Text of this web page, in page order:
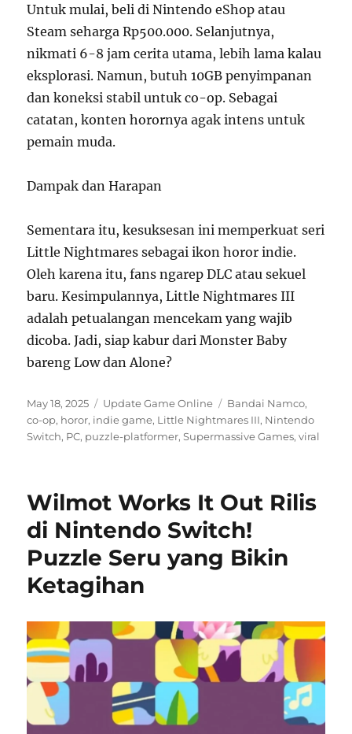
Untuk mulai, beli di Nintendo eShop atau
Steam seharga Rp500.000. Selanjutnya,
nikmati 6-8 jam cerita utama, lebih lama kalau
eksplorasi. Namun, butuh 10GB penyimpanan
dan koneksi stabil untuk co-op. Sebagai
catatan, konten horornya agak intens untuk
pemain muda.
Dampak dan Harapan
Sementara itu, kesuksesan ini memperkuat seri
Little Nightmares sebagai ikon horor indie.
Oleh karena itu, fans ngarep DLC atau sekuel
baru. Kesimpulannya, Little Nightmares III
adalah petualangan mencekam yang wajib
dicoba. Jadi, siap kabur dari Monster Baby
bareng Low dan Alone?
Posted
on
May 18, 2025 Categories
Update Game Online Tags
Bandai Namco,
co-op, horor, indie game, Little Nightmares III, Nintendo
Switch, PC, puzzle-platformer,Supermassive Games,viral
Wilmot Works It Out Rilis
di Nintendo Switch!
Puzzle Seru yang Bikin
Ketagihan